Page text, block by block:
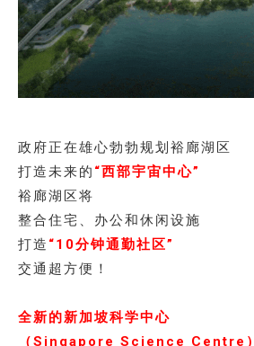
政府正在雄心勃勃规划裕廊湖区
打造未来的 “西部宇宙中心”
裕廊湖区将
整合住宅、办公和休闲设施
打造 “10分钟通勤社区”
交通超方便！
全新的新加坡科学中心
（Singapore Science Centre）